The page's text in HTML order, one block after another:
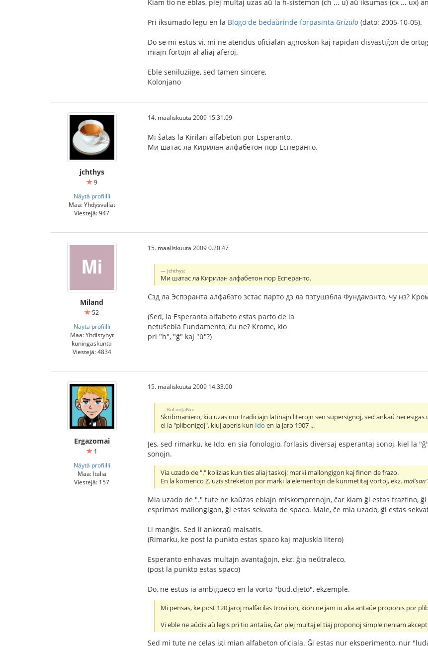
Kiam tio ne eblas, plej multaj uzas aŭ la h-sistemon (ch ... u) aŭ iksumas (cx ... ux)
Pri iksumado legu en la Blogo de bedaŭrinde forpasinta Grizulo (dato: 2005-10-05).
Do se mi estus vi, mi ne atendus oficialan agnoskon kaj rapidan disvastiĝon de
miajn fortojn al aliaj aferoj.
Eble seniluziige, sed tamen sincere,
Kolonjano
jchthys
9
Näytä profiilli
Maa: Yhdysvallat
Viestejä: 947
14. maaliskuuta 2009 15.31.09
Mi ŝatas la Kirilan alfabeton por Esperanto.
Ми шатас ла Кирилан алфабетон пор Есперанто.
Miland
52
Näytä profiilli
Maa: Yhdistynyt
kuningaskunta
Viestejä: 4834
15. maaliskuuta 2009 0.20.47
jchthys:
Ми шатас ла Кирилан алфабетон пор Есперанто.
Сзд ла Эспзранта алфабзто зстас парто дз ла пзтушзбла Фундамзнто, чу нз?
(Sed, la Esperanta alfabeto estas parto de la
netuŝebla Fundamento, ĉu ne? Krome, kio
pri "h", "ĝ" kaj "ŭ"?)
Ergazomai
1
Näytä profiilli
Maa: Italia
Viestejä: 157
15. maaliskuuta 2009 14.33.00
KoLonJaNo:
Skribmaniero, kiu uzas nur tradiciajn latinajn literojn sen supersignoj, sed ankaŭ
el la "plibonigoj", kiuj aperis kun Ido en la jaro 1907 ...
Jes, sed rimarku, ke Ido, en sia fonologio, forlasis diversaj esperantaj sonoj, kiel la
sonojn.
Via uzado de "." kolizias kun ties aliaj taskoj: marki mallongigon kaj finon de frazo.
En la komenco Z. uzis streketon por marki la elementojn de kunmetitaj vortoj, ekz.
Mia uzado de "." tute ne kaŭzas eblajn miskomprenojn, ĉar kiam ĝi estas frazfino,
esprimas mallongigon, ĝi estas sekvata de spaco. Male, ĉe mia uzado, ĝi estas
Li manĝis. Sed li ankoraŭ malsatis.
(Rimarku, ke post la punkto estas spaco kaj majuskla litero)
Esperanto enhavas multajn avantaĝojn, ekz. ĝia neŭtraleco.
(post la punkto estas spaco)
Do, ne estus ia ambigueco en la vorto "bud.djeto", ekzemple.
Mi pensas, ke post 120 jaroj malfacilas trovi ion, kion ne jam iu alia antaŭe proponis por
Vi eble ne aŭdis aŭ legis pri tio antaŭe, ĉar plej multaj el tiaj proponoj simple neniam
Sed mi tute ne celas igi mian alfabeton oficiala. Ĝi estas nur eksperimento, nur